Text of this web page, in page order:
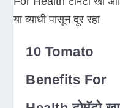
10 Tomato
Benefits For